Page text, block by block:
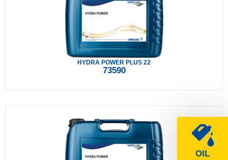
OIL
HYDRA POWER PLUS 22
73590